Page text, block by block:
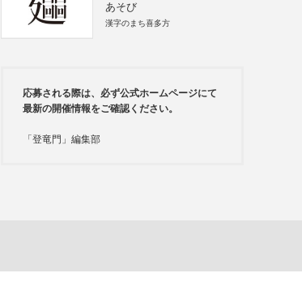
あそび
漢字のまち喜多方
応募される際は、必ず公式ホームページにて
最新の開催情報をご確認ください。
「登竜門」編集部